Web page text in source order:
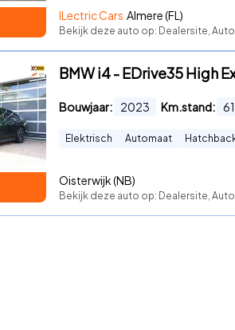
ILectric Cars Almere (FL)
Bekijk deze auto op: Dealersite,
BMW i4 - EDrive35 High
Bouwjaar: 2023 Km.stand:
Elektrisch Automaat
Oisterwijk (NB)
Bekijk deze auto op: Dealersite,